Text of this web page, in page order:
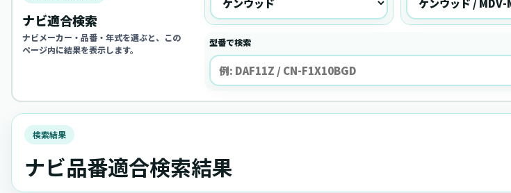
ナビ適合検索
ナビメーカー・品番・年式を選ぶと、この
ページ内に結果を表示します。
型番で検索
検索結果
ナビ品番適合検索結果